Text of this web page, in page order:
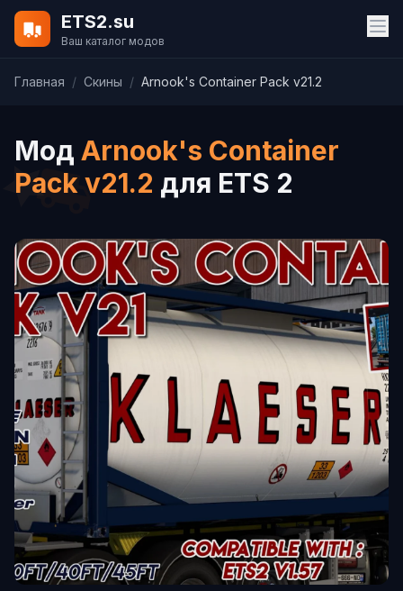
ETS2.su
Ваш каталог модов
Главная / Скины / Arnook's Container Pack v21.2
Мод Arnook's Container
Pack v21.2 для ETS 2